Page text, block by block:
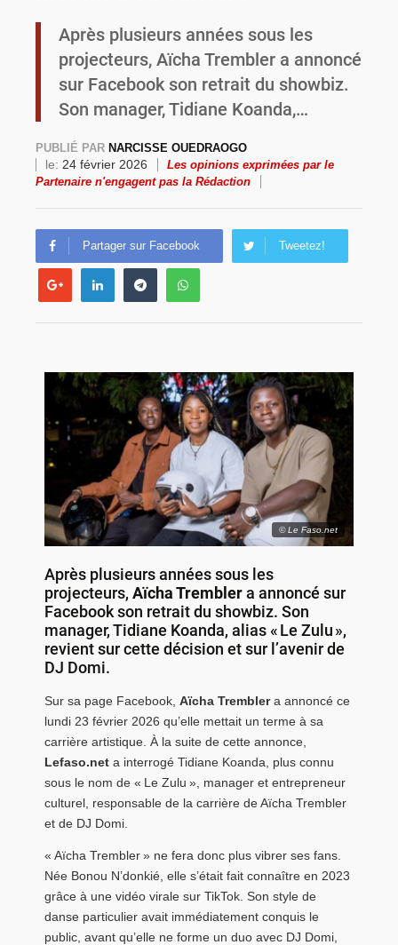
Commémoration du 4 août : Ibrahim Traoré appelle à une mobilisation totale pour la souveraineté nationale
Après plusieurs années sous les
projecteurs, Aïcha Trembler a annoncé
sur Facebook son retrait du showbiz.
Son manager, Tidiane Koanda,…
PUBLIÉ PAR NARCISSE OUEDRAOGO
le: 24 février 2026
Les opinions exprimées par le
Partenaire n'engagent pas la Rédaction
Partager sur Facebook Tweetez!
© Le Faso.net
Après plusieurs années sous les
projecteurs, Aïcha Tremblera annoncé sur
Facebook son retrait du showbiz. Son
manager, Tidiane Koanda, alias « Le Zulu »,
revient sur cette décision et sur l’avenir de
DJ Domi.
Sur sa page Facebook, Aïcha Tremblera annoncé ce
lundi 23 février 2026 qu’elle mettait un terme à sa
carrière artistique. À la suite de cette annonce,
Lefaso.net a interrogé Tidiane Koanda, plus connu
sous le nom de « Le Zulu », manager et entrepreneur
culturel, responsable de la carrière de Aïcha Trembler
et de DJ Domi.
« Aïcha Trembler » ne fera donc plus vibrer ses fans.
Née Bonou N’donkié, elle s’était fait connaître en 2023
grâce à une vidéo virale sur TikTok. Son style de
danse particulier avait immédiatement conquis le
public, avant qu’elle ne forme un duo avec DJ Domi,